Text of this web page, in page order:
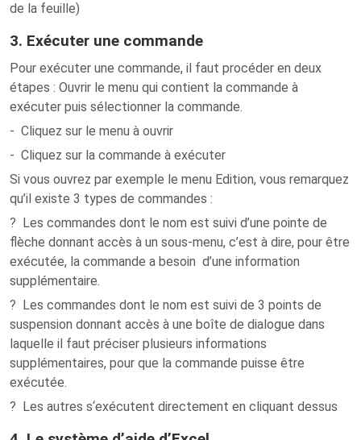
de la feuille)
3. Exécuter une commande
Pour exécuter une commande, il faut procéder en deux
étapes : Ouvrir le menu qui contient la commande à
exécuter puis sélectionner la commande.
- Cliquez sur le menu à ouvrir
- Cliquez sur la commande à exécuter
Si vous ouvrez par exemple le menu Edition, vous remarquez
qu’il existe 3 types de commandes :
? Les commandes dont le nom est suivi d’une pointe de
flèche donnant accès à un sous-menu, c’est à dire, pour être
exécutée, la commande a besoin d’une information
supplémentaire.
? Les commandes dont le nom est suivi de 3 points de
suspension donnant accès à une boîte de dialogue dans
laquelle il faut préciser plusieurs informations
supplémentaires, pour que la commande puisse être
exécutée.
? Les autres s‘exécutent directement en cliquant dessus